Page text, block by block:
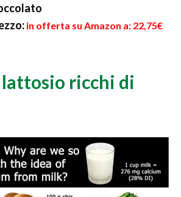
in offerta su Amazon a: 22,75€
lattosio ricchi di